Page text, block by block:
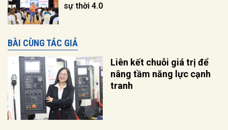
sự thời 4.0
BÀI CÙNG TÁC GIẢ
Liên kết chuỗi giá trị để
nâng tầm năng lực cạnh
tranh